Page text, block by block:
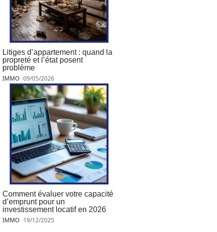
Litiges d’appartement : quand la
propreté et l’état posent
problème
IMMO 09/05/2026
Comment évaluer votre capacité
d’emprunt pour un
investissement locatif en 2026
IMMO 19/12/2025